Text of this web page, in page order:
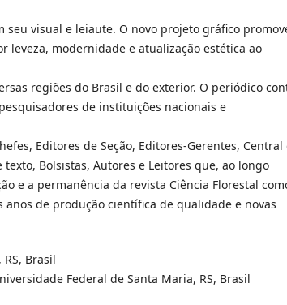
seu visual e leiaute. O novo projeto gráfico
leveza, modernidade e atualização estética ao
regiões do Brasil e do exterior. O periódico
de instituições nacionais e
Editores de Seção, Editores-Gerentes, Central
Bolsistas, Autores e Leitores que, ao longo
e a permanência da revista Ciência Florestal
de produção científica de qualidade e novas
Brasil
Federal de Santa Maria, RS, Brasil